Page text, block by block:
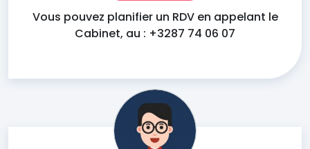
Vous pouvez planifier un RDV en appelant le
Cabinet, au : +3287 74 06 07